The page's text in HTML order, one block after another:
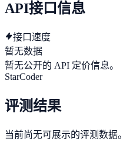
API接口信息
接口速度
暂无数据
暂无公开的 API 定价信息。
StarCoder
评测结果
当前尚无可展示的评测数据。